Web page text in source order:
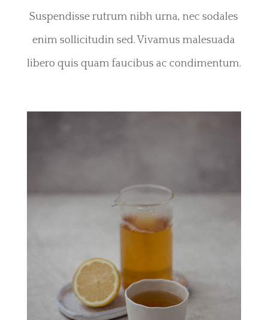
Suspendisse rutrum nibh urna, nec sodales
enim sollicitudin sed. Vivamus malesuada
libero quis quam faucibus ac condimentum.